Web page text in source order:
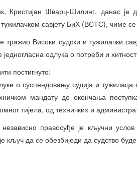
Кристијан Шварц-Шилинг, данас
савјету БиХ (ВСТС), чиме се
тражио Високи судски и тужилачки
једногласна одлука о потреби и
постигнуто:
о суспендовању судија и тужилаца
мандату до окончања
тијела, од техничких и
правосуђе је кључни услов
кључ да се обезбиједи да судство